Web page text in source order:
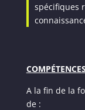
spécifiques
A la fin de la
de :